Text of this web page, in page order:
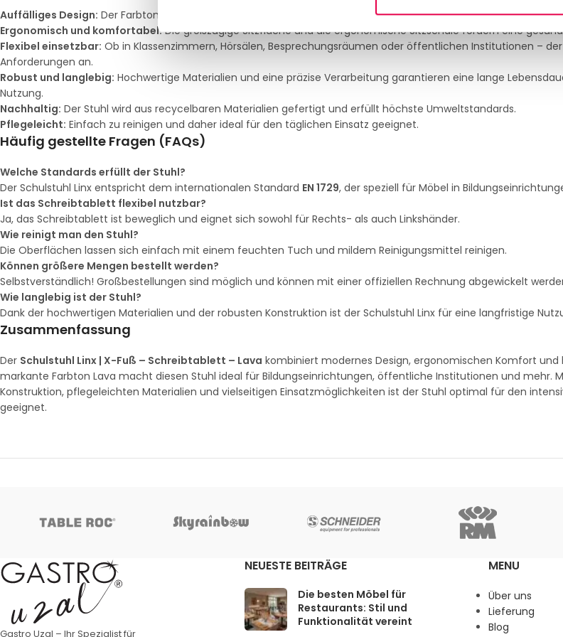
Auffälliges Design: Der Farbton Lava verleiht jedem Raum eine kraftvolle und elegante Atmosphäre.
Ergonomisch und komfortabel:Die großzügige Sitzfläche und die ergonomische Sitzschale fördern eine
Flexibel einsetzbar: Ob in Klassenzimmern, Hörsälen, Besprechungsräumen oder öffentlichen Institutionen –
Anforderungen an.
Robust und langlebig: Hochwertige Materialien und eine präzise Verarbeitung garantieren eine lange
Nutzung.
Nachhaltig: Der Stuhl wird aus recycelbaren Materialien gefertigt und erfüllt höchste Umweltstandards.
Pflegeleicht: Einfach zu reinigen und daher ideal für den täglichen Einsatz geeignet.
Häufig gestellte Fragen (FAQs)
Welche Standards erfüllt der Stuhl?
Der Schulstuhl Linx entspricht dem internationalen Standard EN 1729, der speziell für Möbel in
Ist das Schreibtablett flexibel nutzbar?
Ja, das Schreibtablett ist beweglich und eignet sich sowohl für Rechts- als auch Linkshänder.
Wie reinigt man den Stuhl?
Die Oberflächen lassen sich einfach mit einem feuchten Tuch und mildem Reinigungsmittel reinigen.
Können größere Mengen bestellt werden?
Selbstverständlich! Großbestellungen sind möglich und können mit einer offiziellen Rechnung abgewickelt
Wie langlebig ist der Stuhl?
Dank der hochwertigen Materialien und der robusten Konstruktion ist der Schulstuhl Linx für eine langfristige
Zusammenfassung
Der Schulstuhl Linx | X-Fuß – Schreibtablett – Lava kombiniert modernes Design, ergonomischen Komfort
markante Farbton Lava macht diesen Stuhl ideal für Bildungseinrichtungen, öffentliche Institutionen und mehr.
Konstruktion, pflegeleichten Materialien und vielseitigen Einsatzmöglichkeiten ist der Stuhl optimal für den
geeignet.
Gastro Uzal – Ihr Spezialist für
NEUESTE BEITRÄGE
Die besten Möbel für
Restaurants: Stil und
Funktionalität vereint
MENU
Über uns
Lieferung
Blog